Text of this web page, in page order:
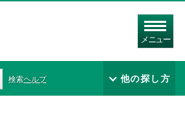
メニュー
検索ヘルプ 他の探し方